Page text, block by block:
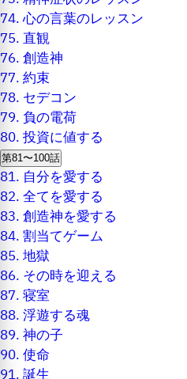
74.心の言葉のレッスン
75.直観
76.創造神
77.約束
78. セデコン
79.負の電荷
80.投資に値する
第81〜100話
81. 自分を愛する
82.全てを愛する
83.創造神を愛する
84.割当てゲーム
85.地獄
86. その時を迎える
87.寝室
88.浮遊する魂
89.神の子
90.使命